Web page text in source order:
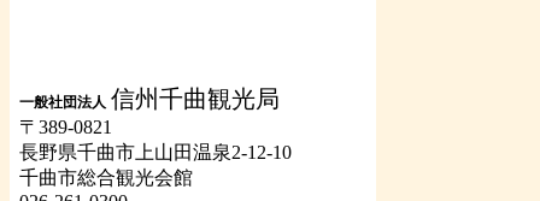
一般社団法人 信州千曲観光局
〒389-0821
長野県千曲市上山田温泉2-12-10
千曲市総合観光会館